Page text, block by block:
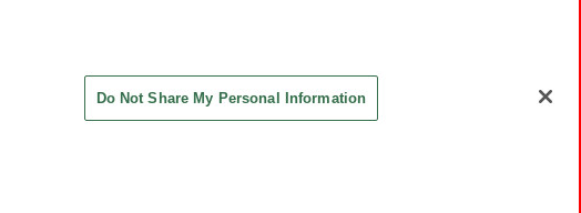
Do Not Share My Personal Information